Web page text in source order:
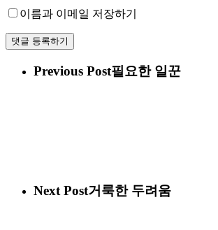
이름과 이메일 저장하기
Previous Post필요한 일꾼
Next Post거룩한 두려움